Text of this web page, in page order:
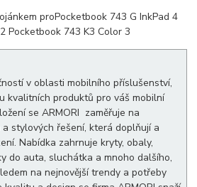
v oblasti mobilního příslušenství,
kvalitních produktů pro váš mobilní
se ARMORI zaměřuje na
stylových řešení, která doplňují a
Nabídka zahrnuje kryty, obaly,
do auta, sluchátka a mnoho dalšího,
na nejnovější trendy a potřeby